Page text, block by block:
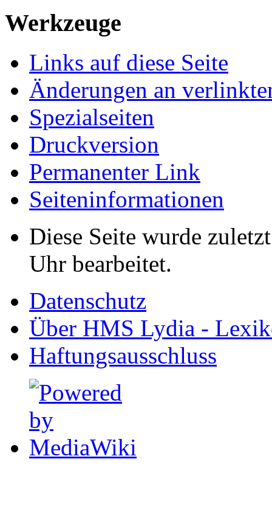
Werkzeuge
Links auf diese Seite
Änderungen an
Spezialseiten
Druckversion
Permanenter Link
Seiten­informationen
Diese Seite wurde
Uhr bearbeitet.
Datenschutz
Über HMS Lydia -
Haftungsausschluss